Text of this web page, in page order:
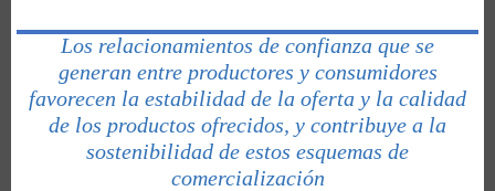
Los relacionamientos de confianza que se
generan entre productores y consumidores
favorecen la estabilidad de la oferta y la calidad
de los productos ofrecidos, y contribuye a la
sostenibilidad de estos esquemas de
comercialización